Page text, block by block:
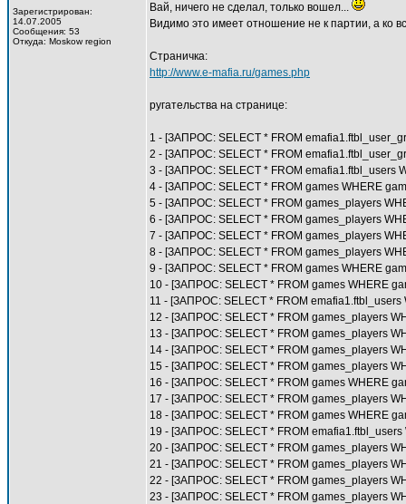
Зарегистрирован:
14.07.2005
Сообщения: 53
Откуда: Moskow region
Вай, ничего не сделал, только вошел...
Видимо это имеет отношение не к партии, а ко
Страничка:
http://www.e-mafia.ru/games.php
ругательства на странице:
1 - [ЗАПРОС: SELECT * FROM
2 - [ЗАПРОС: SELECT * FROM
3 - [ЗАПРОС: SELECT * FROM emafia1.ftbl_users
4 - [ЗАПРОС: SELECT * FROM games WHERE
5 - [ЗАПРОС: SELECT * FROM games_players
6 - [ЗАПРОС: SELECT * FROM games_players
7 - [ЗАПРОС: SELECT * FROM games_players
8 - [ЗАПРОС: SELECT * FROM games_players
9 - [ЗАПРОС: SELECT * FROM games WHERE
10 - [ЗАПРОС: SELECT * FROM games WHERE
11 - [ЗАПРОС: SELECT * FROM emafia1.ftbl_users
12 - [ЗАПРОС: SELECT * FROM games_players
13 - [ЗАПРОС: SELECT * FROM games_players
14 - [ЗАПРОС: SELECT * FROM games_players
15 - [ЗАПРОС: SELECT * FROM games_players
16 - [ЗАПРОС: SELECT * FROM games WHERE
17 - [ЗАПРОС: SELECT * FROM games_players
18 - [ЗАПРОС: SELECT * FROM games WHERE
19 - [ЗАПРОС: SELECT * FROM emafia1.ftbl_users
20 - [ЗАПРОС: SELECT * FROM games_players
21 - [ЗАПРОС: SELECT * FROM games_players
22 - [ЗАПРОС: SELECT * FROM games_players
23 - [ЗАПРОС: SELECT * FROM games_players